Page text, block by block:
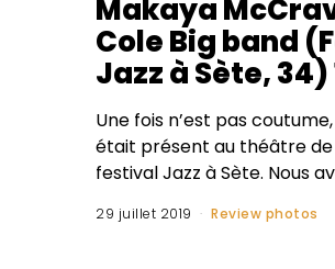
Makaya
Cole Big band
Jazz à Sète, 34)
Une fois n’est pas
était présent au théâtre
festival Jazz à Sète. Nous
29 juillet 2019 Review photos